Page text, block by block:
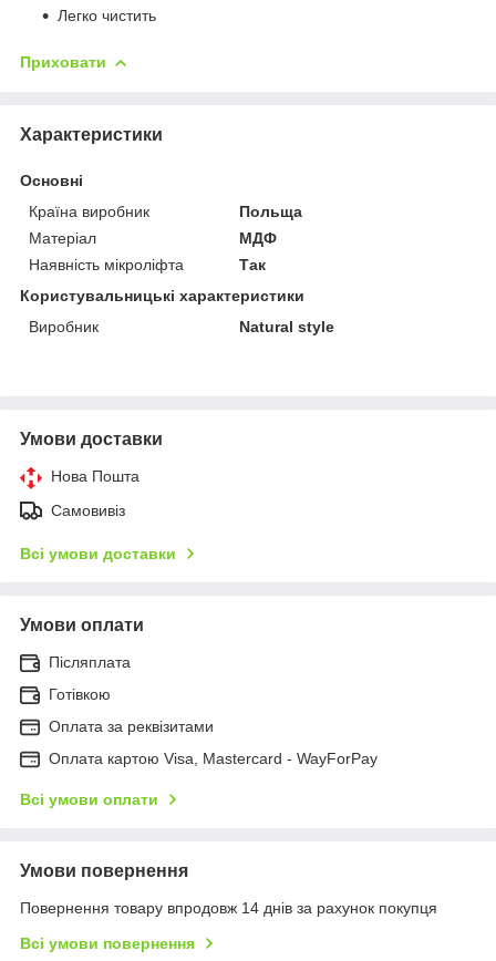
Легко чистить
Приховати
Характеристики
Основні
Країна виробник
Польща
Матеріал
МДФ
Наявність мікроліфта
Так
Користувальницькі характеристики
Виробник
Natural style
Умови доставки
Нова Пошта
Самовивіз
Всі умови доставки
Умови оплати
Післяплата
Готівкою
Оплата за реквізитами
Оплата картою Visa, Mastercard - WayForPay
Всі умови оплати
Умови повернення
Повернення товару впродовж 14 днів за рахунок покупця
Всі умови повернення